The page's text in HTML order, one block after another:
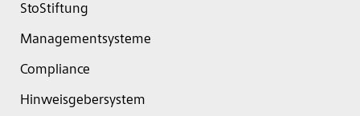
StoStiftung
Managementsysteme
Compliance
Hinweisgebersystem